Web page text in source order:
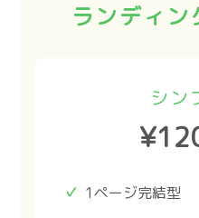
ランディ
シン
1ページ完結型